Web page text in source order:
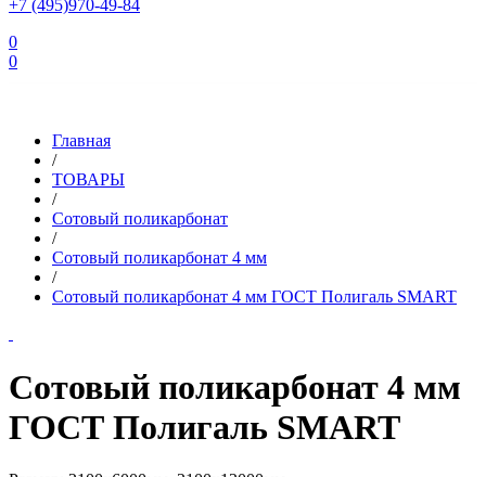
+7 (495)970-49-84
0
0
Главная
/
ТОВАРЫ
/
Сотовый поликарбонат
/
Сотовый поликарбонат 4 мм
/
Сотовый поликарбонат 4 мм ГОСТ Полигаль SMART
Сотовый поликарбонат 4 мм
ГОСТ Полигаль SMART